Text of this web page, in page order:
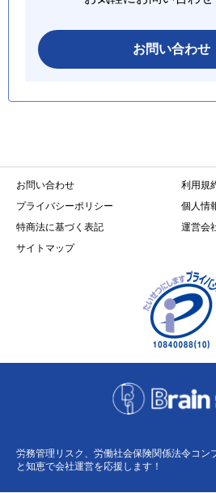
お問い合わせ
お問い合わせ
利用規
プライバシーポリシー
個人情
特商法に基づく表記
運営会
サイトマップ
労務管理リスク、労働社会保険関係法令コン
と知恵で会社運営を応援します！